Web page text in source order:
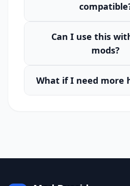
Can I use this
mods?
What if I need more